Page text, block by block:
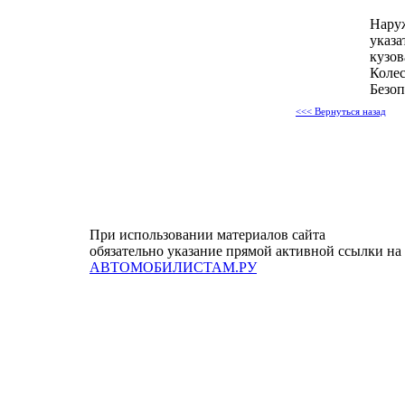
<<< Вернуться назад
При использовании материалов сайта
обязательно указание прямой активной ссылки на
АВТОМОБИЛИСТАМ.РУ